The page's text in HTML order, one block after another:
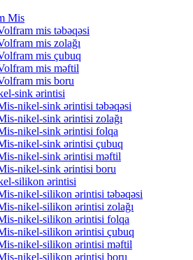
Mis
mis təbəqəsi
mis zolağı
mis çubuq
mis məftil
mis boru
sink ərintisi
nikel-sink ərintisi təbəqəsi
nikel-sink ərintisi zolağı
nikel-sink ərintisi folqa
nikel-sink ərintisi çubuq
nikel-sink ərintisi məftil
nikel-sink ərintisi boru
silikon ərintisi
nikel-silikon ərintisi təbəqəsi
nikel-silikon ərintisi zolağı
nikel-silikon ərintisi folqa
nikel-silikon ərintisi çubuq
nikel-silikon ərintisi məftil
nikel-silikon ərintisi boru